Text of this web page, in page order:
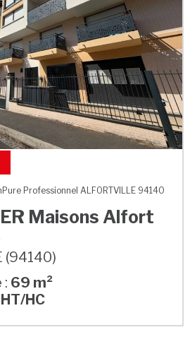
Alfort - Alfortville
Professionnel ALFORTVILLE 94140
Maisons Alfort
(94140)
: 69 m²
HC